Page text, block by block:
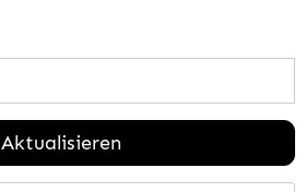
Aktualisieren